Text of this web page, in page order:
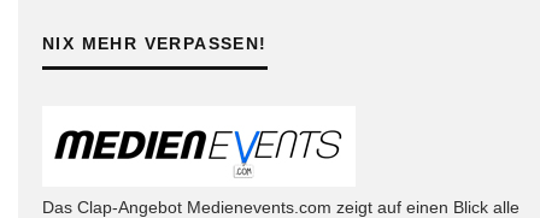
NIX MEHR VERPASSEN!
Das Clap-Angebot Medienevents.com zeigt auf einen Blick alle